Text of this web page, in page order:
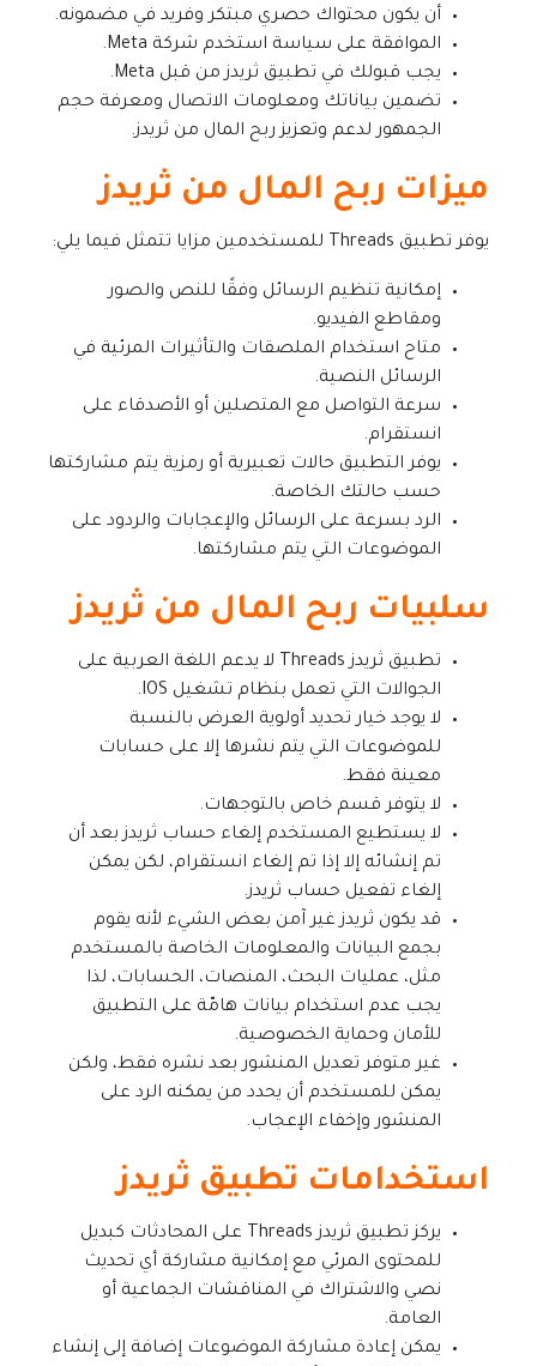
أن يكون محتواك حصري مبتكر وفريد في مضمونه.
الموافقة على سياسة استخدم شركة Meta.
يجب قبولك في تطبيق ثريدز من قبل Meta.
تضمين بياناتك ومعلومات الاتصال ومعرفة حجم
الجمهور لدعم وتعزيز ربح المال من ثريدز.
ميزات ربح المال من ثريدز
يوفر تطبيق Threads للمستخدمين مزايا تتمثل فيما يلي:
إمكانية تنظيم الرسائل وفقًا للنص والصور
ومقاطع الفيديو.
متاح استخدام الملصقات والتأثيرات المرئية في
الرسائل النصية.
سرعة التواصل مع المتصلين أو الأصدقاء على
انستقرام.
يوفر التطبيق حالات تعبيرية أو رمزية يتم مشاركتها
حسب حالتك الخاصة.
الرد بسرعة على الرسائل والإعجابات والردود على
الموضوعات التي يتم مشاركتها.
سلبيات ربح المال من ثريدز
تطبيق ثريدز Threads لا يدعم اللغة العربية على
الجوالات التي تعمل بنظام تشغيل IOS.
لا يوجد خيار تحديد أولوية العرض بالنسبة
للموضوعات التي يتم نشرها إلا على حسابات
معينة فقط.
لا يتوفر قسم خاص بالتوجهات.
لا يستطيع المستخدم إلغاء حساب ثريدز بعد أن
تم إنشائه إلا إذا تم إلغاء انستقرام، لكن يمكن
إلغاء تفعيل حساب ثريدز.
قد يكون ثريدز غير آمن بعض الشيء لأنه يقوم
بجمع البيانات والمعلومات الخاصة بالمستخدم
مثل، عمليات البحث، المنصات، الحسابات، لذا
يجب عدم استخدام بيانات هامّة على التطبيق
للأمان وحماية الخصوصية.
غير متوفر تعديل المنشور بعد نشره فقط، ولكن
يمكن للمستخدم أن يحدد من يمكنه الرد على
المنشور وإخفاء الإعجاب.
استخدامات تطبيق ثريدز
يركز تطبيق ثريدز Threads على المحادثات كبديل
للمحتوى المرئي مع إمكانية مشاركة أي تحديث
نصي والاشتراك في المناقشات الجماعية أو
العامة.
يمكن إعادة مشاركة الموضوعات إضافة إلى إنشاء